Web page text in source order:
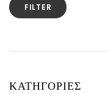
FILTER
ΚΑΤΗΓΟΡΙΕΣ